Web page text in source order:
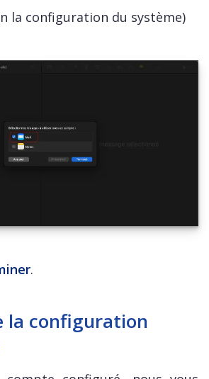
la configuration du système)
.
la configuration